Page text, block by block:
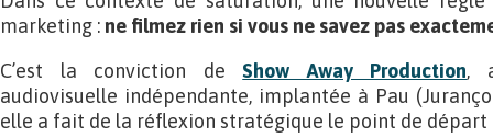
marketing : ne filmez rien si vous ne savez pas
C’est la conviction deShow Away Production,
audiovisuelle indépendante, implantée à Pau
elle a fait de la réflexion stratégique le point de